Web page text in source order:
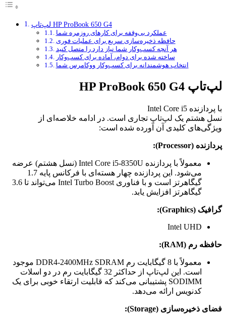
لپ‌تاپ HP ProBook 650 G4
عملکرد بی‌وقفه برای کارهای روزمره شما
حافظه ذخیره‌سازی سریع برای عملیات فوری
هر آنچه کسب‌وکار شما نیاز دارد را متصل کنید
ساخته شده برای دوام، آماده برای کسب‌وکار
انتخاب هوشمندانه برای کسب‌وکار ووکامرس شما
لپ‌تاپ HP ProBook 650 G4
با پردازنده Intel Core i5
نسل هشتم یک لپ‌تاپ تجاری است. در ادامه خلاصه‌ای از
ویژگی‌های کلیدی آن آورده شده است:
پردازنده (Processor):
معمولاً با پردازنده Intel Core i5-8350U (نسل هشتم) عرضه
می‌شود. این پردازنده چهار هسته‌ای با فرکانس پایه 1.7
گیگاهرتز است و با فناوری Intel Turbo Boost می‌تواند تا 3.6
گیگاهرتز افزایش یابد.
گرافیک (Graphics):
Intel UHD
حافظه رم (RAM):
معمولاً با 8 گیگابایت رم DDR4-2400MHz SDRAM موجود
است. این لپ‌تاپ از حداکثر 32 گیگابایت رم در دو اسلات
SODIMM پشتیبانی می‌کند که قابلیت ارتقاء خوبی برای یک
کدنویس ارائه می‌دهد.
فضای ذخیره‌سازی (Storage):